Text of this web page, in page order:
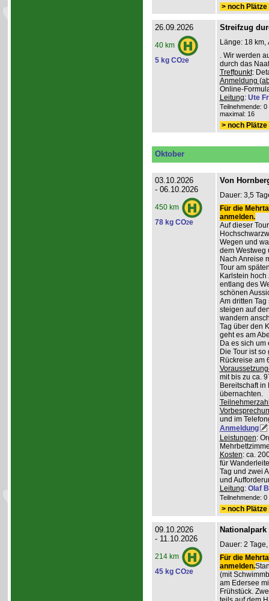
> noch
26.09.2026
40 km
5 kg CO2e
Streifzug
Länge: 18 km,
. Wir werden
durch das
Treffpunkt:
Anmeldung
Online-
Leitung: Ute
Teilnehmende:
maximal: 16
> noch
Oktober
03.10.2026
- 06.10.2026
450 km
78 kg CO2e
Von
Dauer: 3,5
Für die
anmelden.
Auf dieser
Wegen und
dem Westweg
Nach Anreise
Tour am
Karlstein
entlang des
schönen
Am dritten
steigen auf
wandern
Tag über den
geht es am
Da es sich
Die Tour ist
Rückreise am
mit bis zu ca.
Bereitschaft
übernachten.
und im
Anmeldung
Leistungen:
Kosten: ca.
für
Tag und zwei
und
Leitung: Olaf
Teilnehmende:
> noch
09.10.2026
- 11.10.2026
214 km
45 kg CO2e
Dauer: 2
Für die
anmelden.
(mit
am Edersee
Frühstück.